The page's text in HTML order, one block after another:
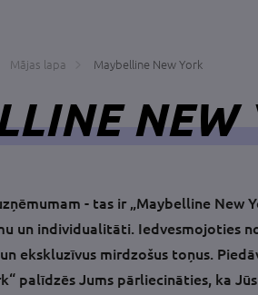
Mājas lapa Maybelline New York
NEW
- tas ir „Maybelline
un individualitāti. Iedvesmojoties
ekskluzīvus mirdzošus toņus.
palīdzēs Jums pārliecināties, ka